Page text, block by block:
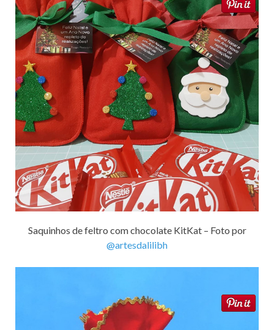
Saquinhos de feltro com chocolate KitKat – Foto por
@artesdalilibh